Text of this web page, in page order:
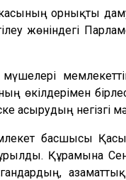
орнықты
жөніндегі
мүшелері
өкілдерімен
асырудың негізгі
басшысы
Құрамына